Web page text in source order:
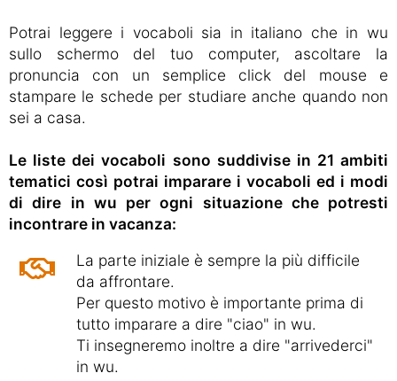
Potrai leggere i vocaboli sia in italiano che in wu
sullo schermo del tuo computer, ascoltare la
pronuncia con un semplice click del mouse e
stampare le schede per studiare anche quando non
sei a casa.
Le liste dei vocaboli sono suddivise in 21 ambiti
tematici così potrai imparare i vocaboli ed i modi
di dire in wu per ogni situazione che potresti
incontrare in vacanza:
La parte iniziale è sempre la più difficile
da affrontare.
Per questo motivo è importante prima di
tutto imparare a dire "ciao" in wu.
Ti insegneremo inoltre a dire "arrivederci"
in wu.